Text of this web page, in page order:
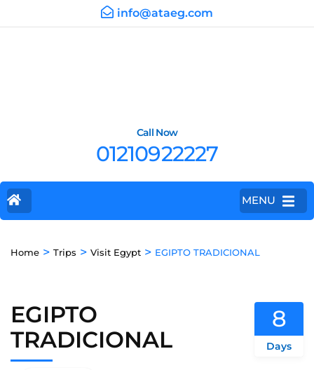
info@ataeg.com
Call Now
01210922227
MENU
Home > Trips > Visit Egypt > EGIPTO TRADICIONAL
EGIPTO
TRADICIONAL
8
Days